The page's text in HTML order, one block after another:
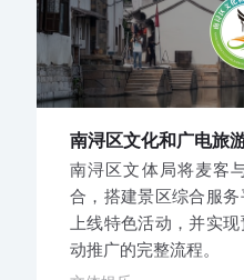
南浔区文化和广电旅
南浔区文体局将麦客
合，搭建景区综合服
上线特色活动，并实
动推广的完整流程。